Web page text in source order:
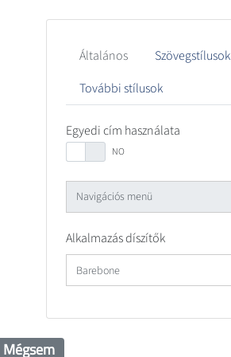
Általános Szövegstílusok
További stílusok
Egyedi cím használata
Alkalmazás díszítők
Mégsem